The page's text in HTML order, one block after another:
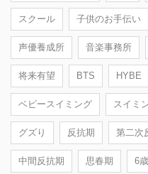
スクール 子供のお手伝い
声優養成所 音楽事務所
将来有望 BTS HYBE
ベビースイミング スイミ
グズり 反抗期 第二次
中間反抗期 思春期 6歳